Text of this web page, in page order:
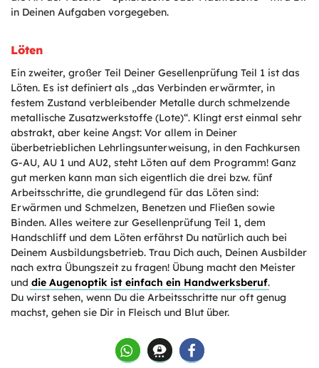
in Deinen Aufgaben vorgegeben.
Löten
Ein zweiter, großer Teil Deiner Gesellenprüfung Teil 1 ist das
Löten. Es ist definiert als „das Verbinden erwärmter, in
festem Zustand verbleibender Metalle durch schmelzende
metallische Zusatzwerkstoffe (Lote)“. Klingt erst einmal sehr
abstrakt, aber keine Angst: Vor allem in Deiner
überbetrieblichen Lehrlingsunterweisung, in den Fachkursen
G-AU, AU 1 und AU2, steht Löten auf dem Programm! Ganz
gut merken kann man sich eigentlich die drei bzw. fünf
Arbeitsschritte, die grundlegend für das Löten sind:
Erwärmen und Schmelzen, Benetzen und Fließen sowie
Binden. Alles weitere zur Gesellenprüfung Teil 1, dem
Handschliff und dem Löten erfährst Du natürlich auch bei
Deinem Ausbildungsbetrieb. Trau Dich auch, Deinen Ausbilder
nach extra Übungszeit zu fragen! Übung macht den Meister
und die Augenoptik ist einfach ein Handwerksberuf.
Du wirst sehen, wenn Du die Arbeitsschritte nur oft genug
machst, gehen sie Dir in Fleisch und Blut über.